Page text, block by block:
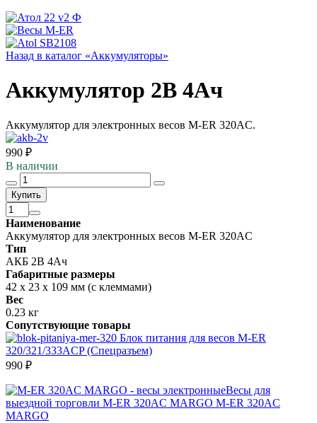
Назад в каталог «Аккумуляторы»
Аккумулятор 2В 4Ач
Аккумулятор для электронных весов M-ER 320AC.
990 ₽
В наличии
Купить
Наименование
Аккумулятор для электронных весов M-ER 320AC
Тип
АКБ 2В 4Ач
Габаритные размеры
42 х 23 х 109 мм (с клеммами)
Вес
0.23 кг
Сопутствующие товары
Блок питания для весов M-ER
320/321/333ACP (Спецразъем)
990 ₽
Весы для
выездной торговли M-ER 320AC MARGO M-ER 320AC
MARGO